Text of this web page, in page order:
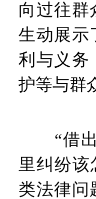
向过往群
生动展示
利与义务
护等与群
“借出
里纠纷
类法律问